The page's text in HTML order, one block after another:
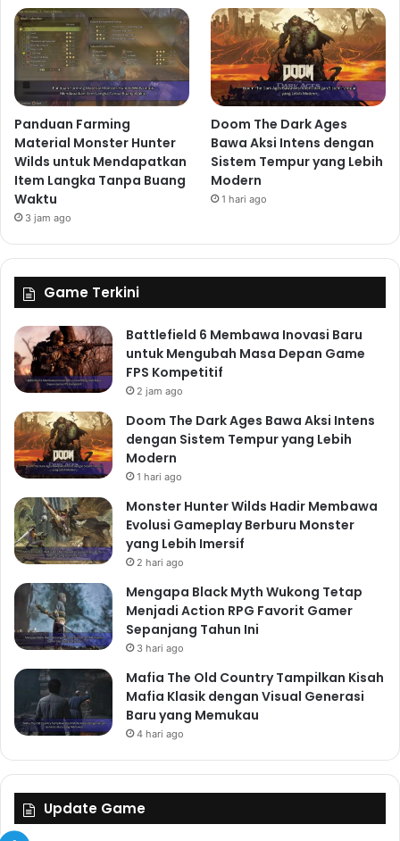
Panduan Farming
Material Monster Hunter
Wilds untuk Mendapatkan
Item Langka Tanpa Buang
Waktu
3 jam ago
Doom The Dark Ages
Bawa Aksi Intens dengan
Sistem Tempur yang Lebih
Modern
1 hari ago
Game Terkini
Battlefield 6 Membawa Inovasi Baru
untuk Mengubah Masa Depan Game
FPS Kompetitif
2 jam ago
Doom The Dark Ages Bawa Aksi Intens
dengan Sistem Tempur yang Lebih
Modern
1 hari ago
Monster Hunter Wilds Hadir Membawa
Evolusi Gameplay Berburu Monster
yang Lebih Imersif
2 hari ago
Mengapa Black Myth Wukong Tetap
Menjadi Action RPG Favorit Gamer
Sepanjang Tahun Ini
3 hari ago
Mafia The Old Country Tampilkan Kisah
Mafia Klasik dengan Visual Generasi
Baru yang Memukau
4 hari ago
Update Game